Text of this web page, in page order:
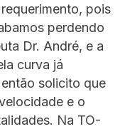
pois
perdendo
Dr. André, e a
curva já
solicito que
e o
Na TO-